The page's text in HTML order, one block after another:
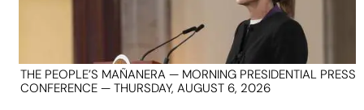
THE PEOPLE’S MAÑANERA — MORNING PRESIDENTIAL PRESS
CONFERENCE — THURSDAY, AUGUST 6, 2026